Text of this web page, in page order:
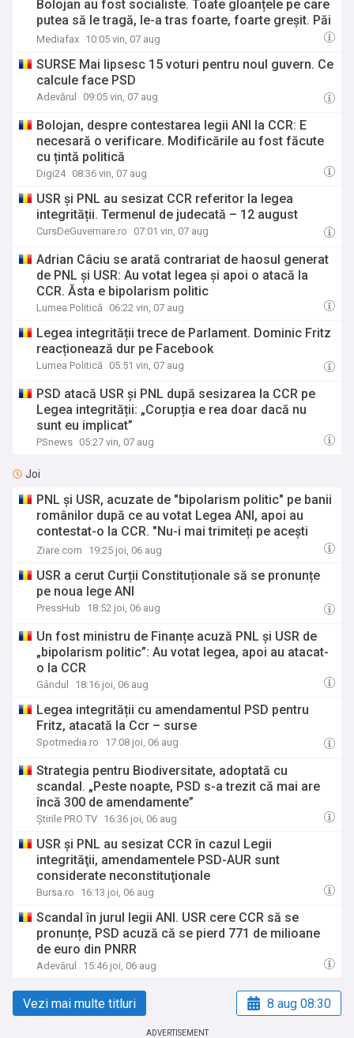
Bolojan au fost socialiste. Toate gloanțele pe care
putea să le tragă, le-a tras foarte, foarte greșit. Păi
cine a pus mâncare mai multă în cămara cu
Mediafax 10:05 vin, 07 aug
SURSE Mai lipsesc 15 voturi pentru noul guvern. Ce
calcule face PSD
Adevărul 09:05 vin, 07 aug
Bolojan, despre contestarea legii ANI la CCR: E
necesară o verificare. Modificările au fost făcute
cu țintă politică
Digi24 08:36 vin, 07 aug
USR şi PNL au sesizat CCR referitor la legea
integrității. Termenul de judecată – 12 august
CursDeGuvernare.ro 07:01 vin, 07 aug
Adrian Câciu se arată contrariat de haosul generat
de PNL și USR: Au votat legea și apoi o atacă la
CCR. Ăsta e bipolarism politic
Lumea Politică 06:22 vin, 07 aug
Legea integrității trece de Parlament. Dominic Fritz
reacționează dur pe Facebook
Lumea Politică 05:51 vin, 07 aug
PSD atacă USR și PNL după sesizarea la CCR pe
Legea integrității: „Corupția e rea doar dacă nu
sunt eu implicat”
PSnews 05:27 vin, 07 aug
Joi
PNL și USR, acuzate de "bipolarism politic" pe banii
românilor după ce au votat Legea ANI, apoi au
contestat-o la CCR. "Nu-i mai trimiteți pe acești
ipocriți în Parlament!"
Ziare.com 19:25 joi, 06 aug
USR a cerut Curții Constituționale să se pronunțe
pe noua lege ANI
PressHub 18:52 joi, 06 aug
Un fost ministru de Finanțe acuză PNL și USR de
„bipolarism politic”: Au votat legea, apoi au atacat-
o la CCR
Gândul 18:16 joi, 06 aug
Legea integrității cu amendamentul PSD pentru
Fritz, atacată la Ccr – surse
Spotmedia.ro 17:08 joi, 06 aug
Strategia pentru Biodiversitate, adoptată cu
scandal. „Peste noapte, PSD s-a trezit că mai are
încă 300 de amendamente”
Știrile PRO TV 16:36 joi, 06 aug
USR şi PNL au sesizat CCR în cazul Legii
integrităţii, amendamentele PSD-AUR sunt
considerate neconstituţionale
Bursa.ro 16:13 joi, 06 aug
Scandal în jurul legii ANI. USR cere CCR să se
pronunțe, PSD acuză că se pierd 771 de milioane
de euro din PNRR
Adevărul 15:46 joi, 06 aug
Vezi mai multe titluri 8 aug 08:30
ADVERTISEMENT